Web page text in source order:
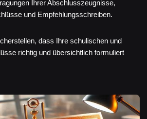
Ihrer Abschlusszeugnisse,
und Empfehlungsschreiben.
dass Ihre schulischen und
richtig und übersichtlich formuliert